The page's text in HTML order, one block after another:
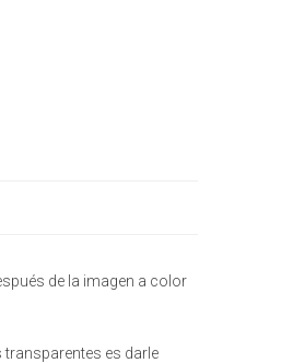
de la imagen a color
es darle